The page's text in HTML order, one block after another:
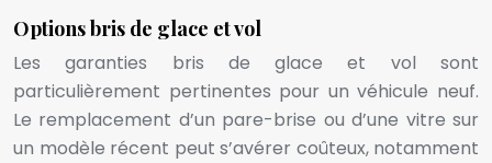
Options bris de glace et vol
Les garanties bris de glace et vol sont
particulièrement pertinentes pour un véhicule neuf.
Le remplacement d’un pare-brise ou d’une vitre sur
un modèle récent peut s’avérer coûteux, notamment